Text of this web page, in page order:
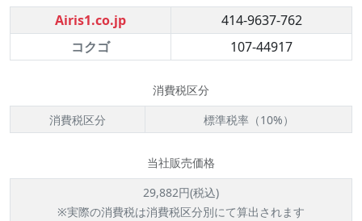
Airis1.co.jp
414-9637-762
コクゴ
107-44917
消費税区分
消費税区分
標準税率（10%）
当社販売価格
29,882円(税込)
※実際の消費税は消費税区分別にて算出されます